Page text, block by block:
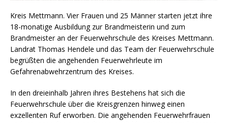
Kreis Mettmann. Vier Frauen und 25 Männer starten jetzt ihre
18-monatige Ausbildung zur Brandmeisterin und zum
Brandmeister an der Feuerwehrschule des Kreises Mettmann.
Landrat Thomas Hendele und das Team der Feuerwehrschule
begrüßten die angehenden Feuerwehrleute im
Gefahrenabwehrzentrum des Kreises.
In den dreieinhalb Jahren ihres Bestehens hat sich die
Feuerwehrschule über die Kreisgrenzen hinweg einen
exzellenten Ruf erworben. Die angehenden Feuerwehrfrauen